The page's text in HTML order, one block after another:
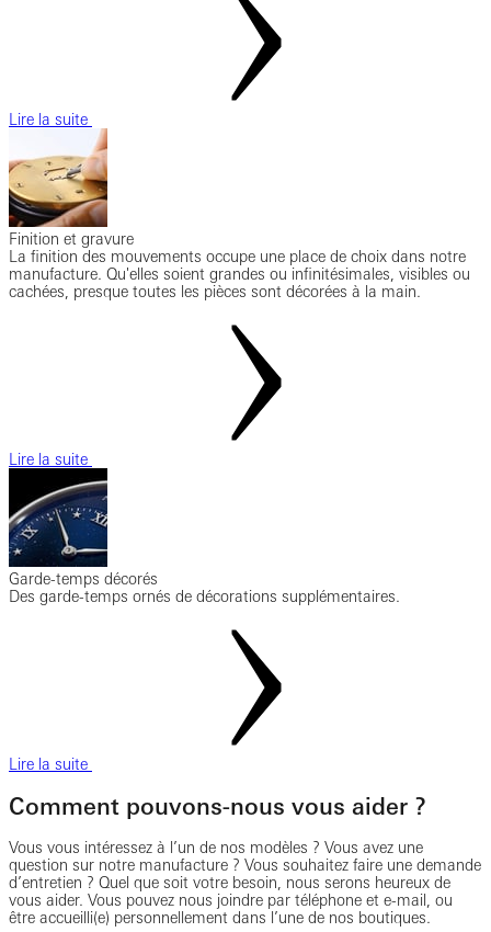
Lire la suite
Finition et gravure
La finition des mouvements occupe une place de choix dans notre
manufacture. Qu'elles soient grandes ou infinitésimales, visibles ou
cachées, presque toutes les pièces sont décorées à la main.
Lire la suite
Garde-temps décorés
Des garde-temps ornés de décorations supplémentaires.
Lire la suite
Comment pouvons-nous vous aider ?
Vous vous intéressez à l’un de nos modèles ? Vous avez une
question sur notre manufacture ? Vous souhaitez faire une demande
d’entretien ? Quel que soit votre besoin, nous serons heureux de
vous aider. Vous pouvez nous joindre par téléphone et e-mail, ou
être accueilli(e) personnellement dans l’une de nos boutiques.